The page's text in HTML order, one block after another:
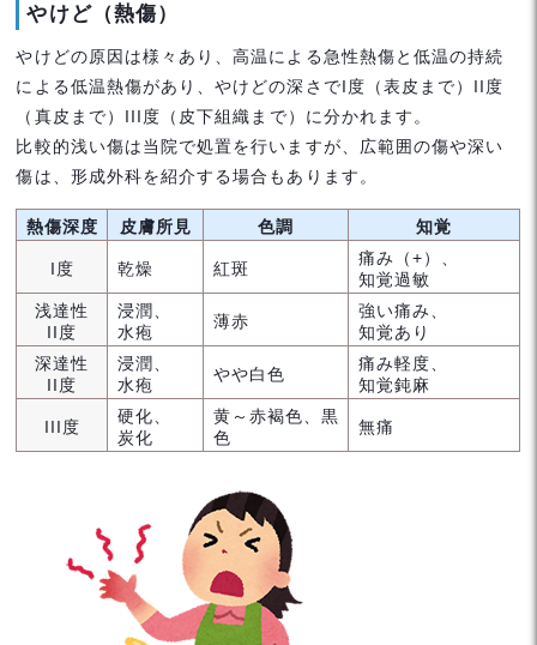
やけど（熱傷）
やけどの原因は様々あり、高温による急性熱傷と低温の持続
による低温熱傷があり、やけどの深さでI度（表皮まで）II度
（真皮まで）III度（皮下組織まで）に分かれます。
比較的浅い傷は当院で処置を行いますが、広範囲の傷や深い
傷は、形成外科を紹介する場合もあります。
熱傷深度 皮膚所見 色調 知覚
I度 乾燥 紅斑
痛み（+）、
知覚過敏
浅達性
II度
浸潤、
水疱
薄赤
強い痛み、
知覚あり
深達性
II度
浸潤、
水疱
やや白色
痛み軽度、
知覚鈍麻
III度
硬化、
炭化
黄～赤褐色、黒
色
無痛